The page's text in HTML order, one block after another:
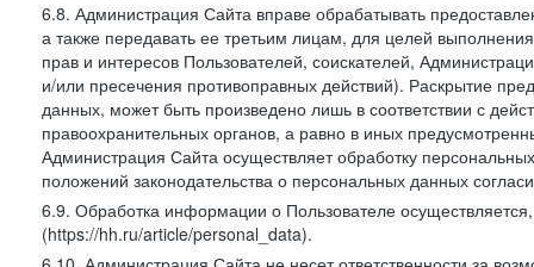
6.8. Администрация Сайта вправе обрабатывать
а также передавать ее третьим лицам, для целей
прав и интересов Пользователей, соискателей,
и/или пресечения противоправных действий). Раскрытие
данных, может быть произведено лишь в соответствии с
правоохранительных органов, а равно в иных
Администрация Сайта осуществляет обработку
положений законодательства о персональных данных
6.9. Обработка информации о Пользователе
(https://hh.ru/article/personal_data).